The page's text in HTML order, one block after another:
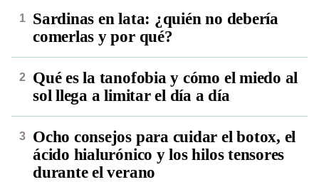
Sardinas en lata: ¿quién no debería
comerlas y por qué?
Qué es la tanofobia y cómo el miedo al
sol llega a limitar el día a día
Ocho consejos para cuidar el botox, el
ácido hialurónico y los hilos tensores
durante el verano